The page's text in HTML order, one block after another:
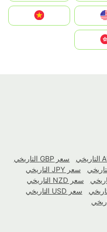
United States
Vietnam
سعر GBP التاريخي
سعر JPY التاريخي
سعر NZD التاريخي
سعر USD التاريخي